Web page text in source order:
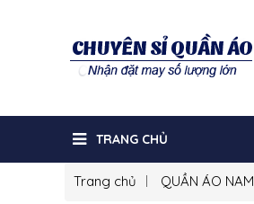
TRANG CHỦ
Trang chủ QUẦN ÁO NAM